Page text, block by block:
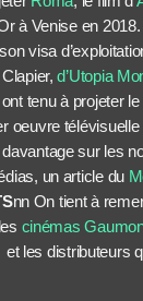
à Venise en
visa
Clapier,d’Utopia
tenu à projeter
oeuvre
sur les
un article du
nn On tient à
cinémas
les distributeurs